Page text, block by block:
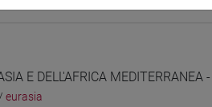
E DELL'AFRICA MEDITERRANEA
/ eurasia